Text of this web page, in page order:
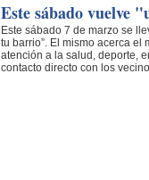
Este sábado vuelve
Este sábado 7 de marzo se
tu barrio”. El mismo acerca
atención a la salud, deporte,
contacto directo con los